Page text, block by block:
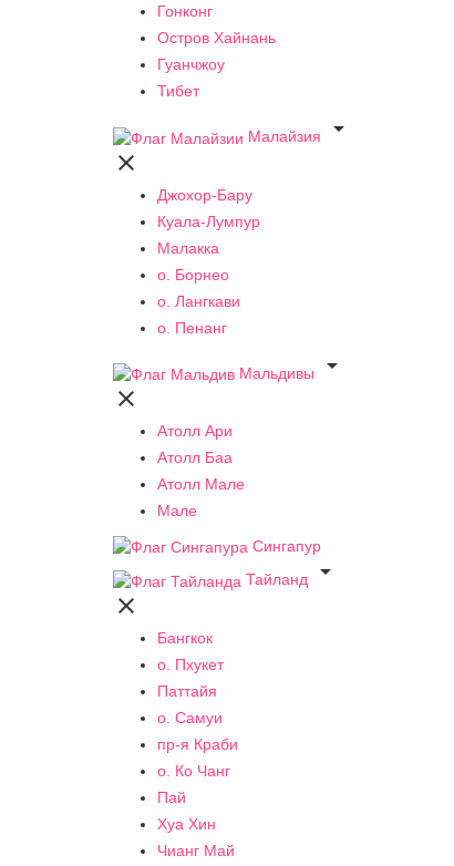
Гонконг
Остров Хайнань
Гуанчжоу
Тибет
Малайзия


Джохор-Бару
Куала-Лумпур
Малакка
о. Борнео
о. Лангкави
о. Пенанг
Мальдивы


Атолл Ари
Атолл Баа
Атолл Мале
Мале
Сингапур
Тайланд


Бангкок
о. Пхукет
Паттайя
о. Самуи
пр-я Краби
о. Ко Чанг
Пай
Хуа Хин
Чианг Май